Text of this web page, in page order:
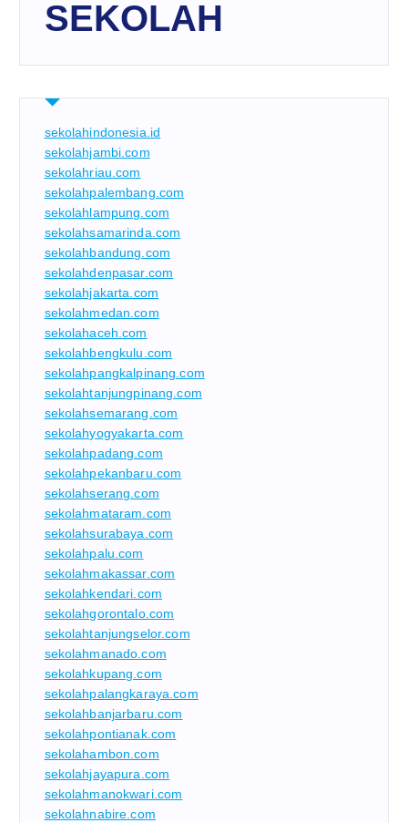
SEKOLAH
sekolahindonesia.id
sekolahjambi.com
sekolahriau.com
sekolahpalembang.com
sekolahlampung.com
sekolahsamarinda.com
sekolahbandung.com
sekolahdenpasar.com
sekolahjakarta.com
sekolahmedan.com
sekolahaceh.com
sekolahbengkulu.com
sekolahpangkalpinang.com
sekolahtanjungpinang.com
sekolahsemarang.com
sekolahyogyakarta.com
sekolahpadang.com
sekolahpekanbaru.com
sekolahserang.com
sekolahmataram.com
sekolahsurabaya.com
sekolahpalu.com
sekolahmakassar.com
sekolahkendari.com
sekolahgorontalo.com
sekolahtanjungselor.com
sekolahmanado.com
sekolahkupang.com
sekolahpalangkaraya.com
sekolahbanjarbaru.com
sekolahpontianak.com
sekolahambon.com
sekolahjayapura.com
sekolahmanokwari.com
sekolahnabire.com